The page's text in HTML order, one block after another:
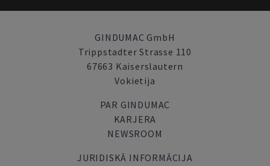
GINDUMAC GmbH
Trippstadter Strasse 110
67663 Kaiserslautern
Vokietija
PAR GINDUMAC
KARJERA
NEWSROOM
JURIDISKĀ INFORMĀCIJA